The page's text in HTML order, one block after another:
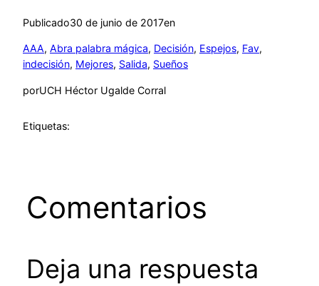
Publicado30 de junio de 2017en
AAA, Abra palabra mágica, Decisión, Espejos, Fav
indecisión, Mejores, Salida, Sueños
porUCH Héctor Ugalde Corral
Etiquetas:
Comentarios
Deja una respuesta